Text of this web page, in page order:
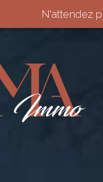
N'attendez